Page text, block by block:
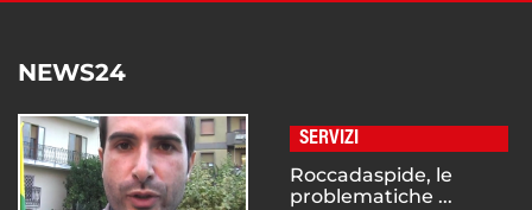
NEWS24
SERVIZI
Roccadaspide, le
problematiche ...